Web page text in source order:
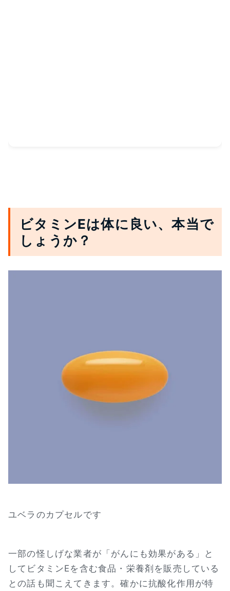
ビタミンEは体に良い、本当で
しょうか？
ユベラのカプセルです
一部の怪しげな業者が「がんにも効果がある」と
してビタミンEを含む食品・栄養剤を販売している
との話も聞こえてきます。確かに抗酸化作用が特